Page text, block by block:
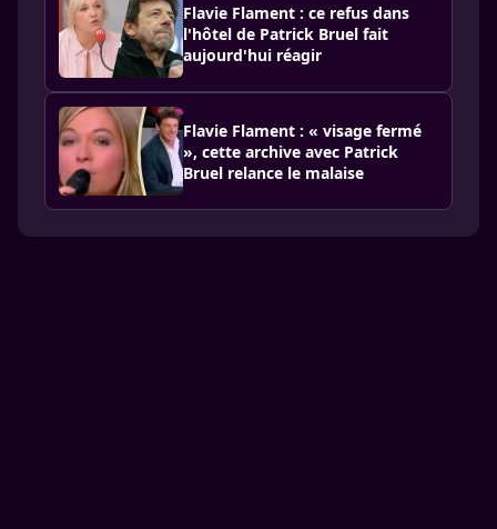
Flavie Flament : ce refus dans
l'hôtel de Patrick Bruel fait
aujourd'hui réagir
Flavie Flament : « visage fermé
», cette archive avec Patrick
Bruel relance le malaise